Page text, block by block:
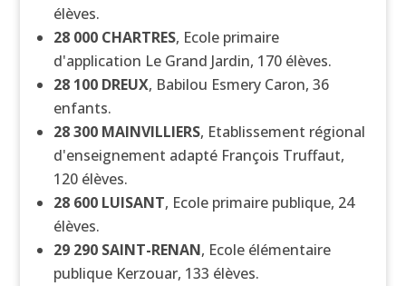
élèves.
28 000 CHARTRES, Ecole primaire
d'application Le Grand Jardin, 170 élèves.
28 100 DREUX, Babilou Esmery Caron, 36
enfants.
28 300 MAINVILLIERS, Etablissement régional
d'enseignement adapté François Truffaut,
120 élèves.
28 600 LUISANT, Ecole primaire publique, 24
élèves.
29 290 SAINT-RENAN, Ecole élémentaire
publique Kerzouar, 133 élèves.